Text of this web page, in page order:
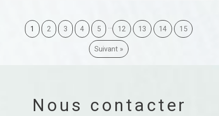
1 2 3 4 5 12 13 14 15
Suivant »
Nous contacter